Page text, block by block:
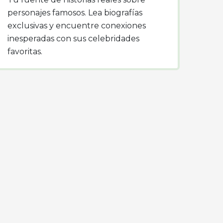
personajes famosos. Lea biografías
exclusivas y encuentre conexiones
inesperadas con sus celebridades
favoritas.